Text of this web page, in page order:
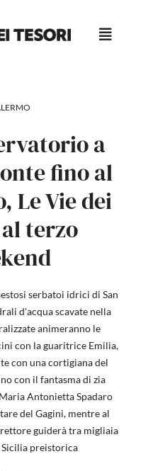
a
fino al
Le Vie dei
terzo
serbatoi idrici di San
d'acqua scavate nella
animeranno le
con la guaritrice Emilia,
con una cortigiana del
con il fantasma di zia
Antonietta Spadaro
del Gagini, mentre al
guiderà tra migliaia
preistorica